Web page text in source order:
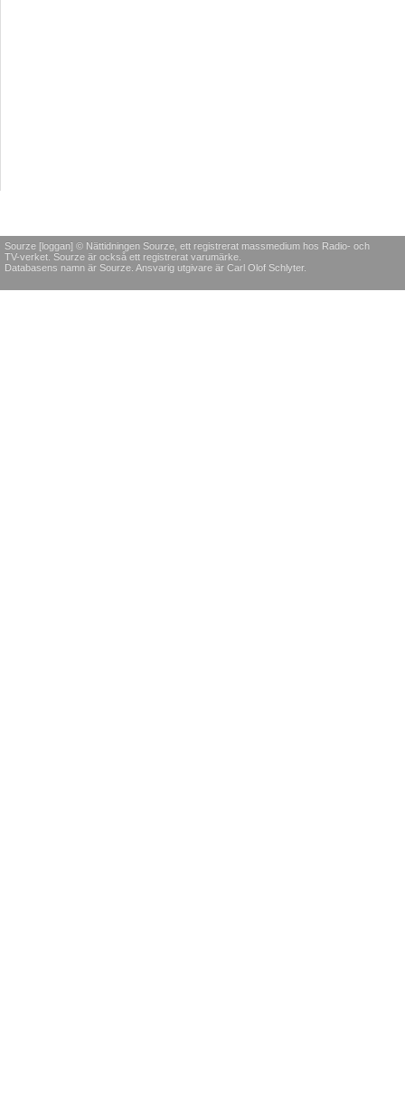
Sourze [loggan] © Nättidningen Sourze, ett registrerat massmedium hos Radio- och
TV-verket. Sourze är också ett registrerat varumärke.
Databasens namn är Sourze. Ansvarig utgivare är Carl Olof Schlyter.